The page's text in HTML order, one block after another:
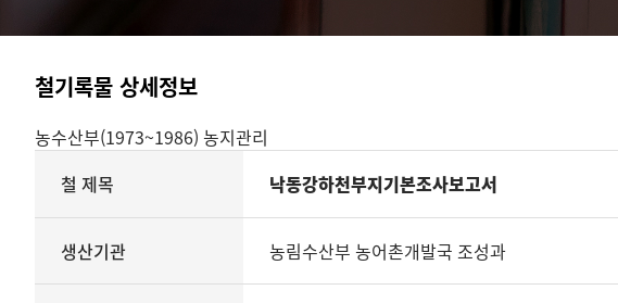
철기록물 상세정보
농수산부(1973~1986) 농지관리
철의
관리번호
생산년도
철 제목 낙동강하천부지기본조사보고서
생산기관 농림수산부 농어촌개발국 조성과